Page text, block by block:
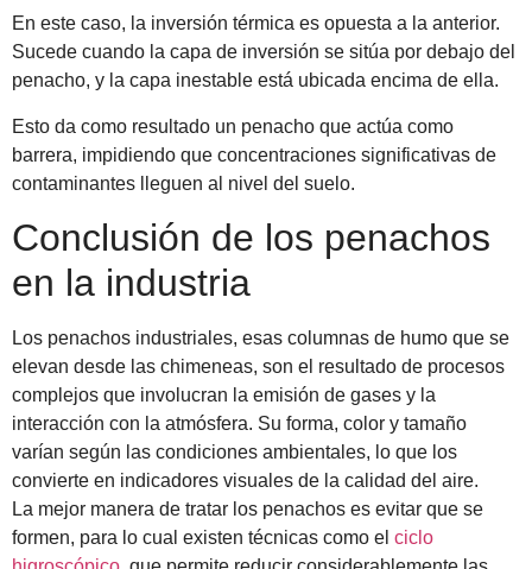
En este caso, la inversión térmica es opuesta a la anterior.
Sucede cuando la capa de inversión se sitúa por debajo del
penacho, y la capa inestable está ubicada encima de ella.
Esto da como resultado un penacho que actúa como
barrera, impidiendo que concentraciones significativas de
contaminantes lleguen al nivel del suelo.
Conclusión de los penachos
en la industria
Los penachos industriales, esas columnas de humo que se
elevan desde las chimeneas, son el resultado de procesos
complejos que involucran la emisión de gases y la
interacción con la atmósfera. Su forma, color y tamaño
varían según las condiciones ambientales, lo que los
convierte en indicadores visuales de la calidad del aire.
La mejor manera de tratar los penachos es evitar que se
formen, para lo cual existen técnicas como el ciclo